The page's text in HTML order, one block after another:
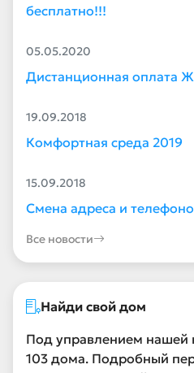
бесплатно!!!
05.05.2020
Дистанционная оплата
19.09.2018
Комфортная среда 2019
15.09.2018
Смена адреса и
Все новости
Найди свой дом
Под управлением нашей
103 дома. Подробный